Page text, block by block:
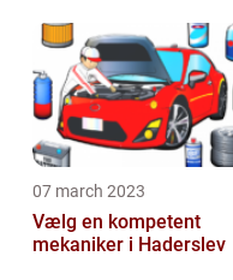
07 march 2023
Vælg en kompetent
mekaniker i Haderslev